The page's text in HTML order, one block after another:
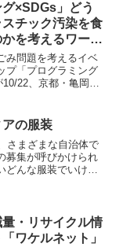
グ×SDGs」どう
チック汚染を食
を考えるワーク
み問題を考えるイベ
プ「プログラミング
22、京都・亀岡市
の服装
さまざまな自治体で
募集が呼びかけられ
んな服装でいけば
・リサイクル情
ワケルネット」